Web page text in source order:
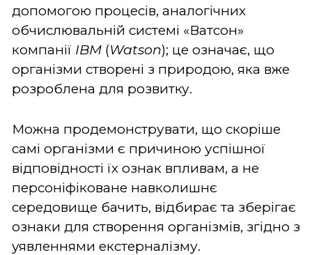
допомогою процесів, аналогічних
обчислювальній системі «Ватсон»
компанії IBM (Watson); це означає, що
організми створені з природою, яка вже
розроблена для розвитку.
Можна продемонструвати, що скоріше
самі організми є причиною успішної
відповідності їх ознак впливам, а не
персоніфіковане навколишнє
середовище бачить, відбирає та зберігає
ознаки для створення організмів, згідно з
уявленнями екстерналізму.